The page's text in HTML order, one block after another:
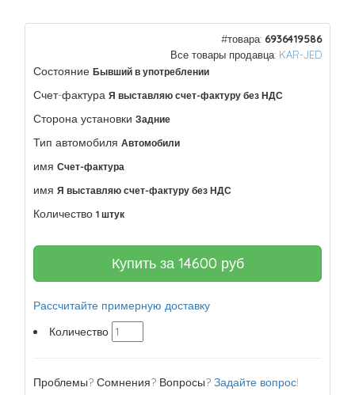
#товара: 6936419586
Все товары продавца: KAR-JED
Состояние Бывший в употреблении
Счет-фактура Я выставляю счет-фактуру без НДС
Сторона установки Задние
Тип автомобиля Автомобили
имя Счет-фактура
имя Я выставляю счет-фактуру без НДС
Количество 1 штук
Купить за 14600 руб
Рассчитайте примерную доставку
Количество
Проблемы? Сомнения? Вопросы? Задайте вопрос!